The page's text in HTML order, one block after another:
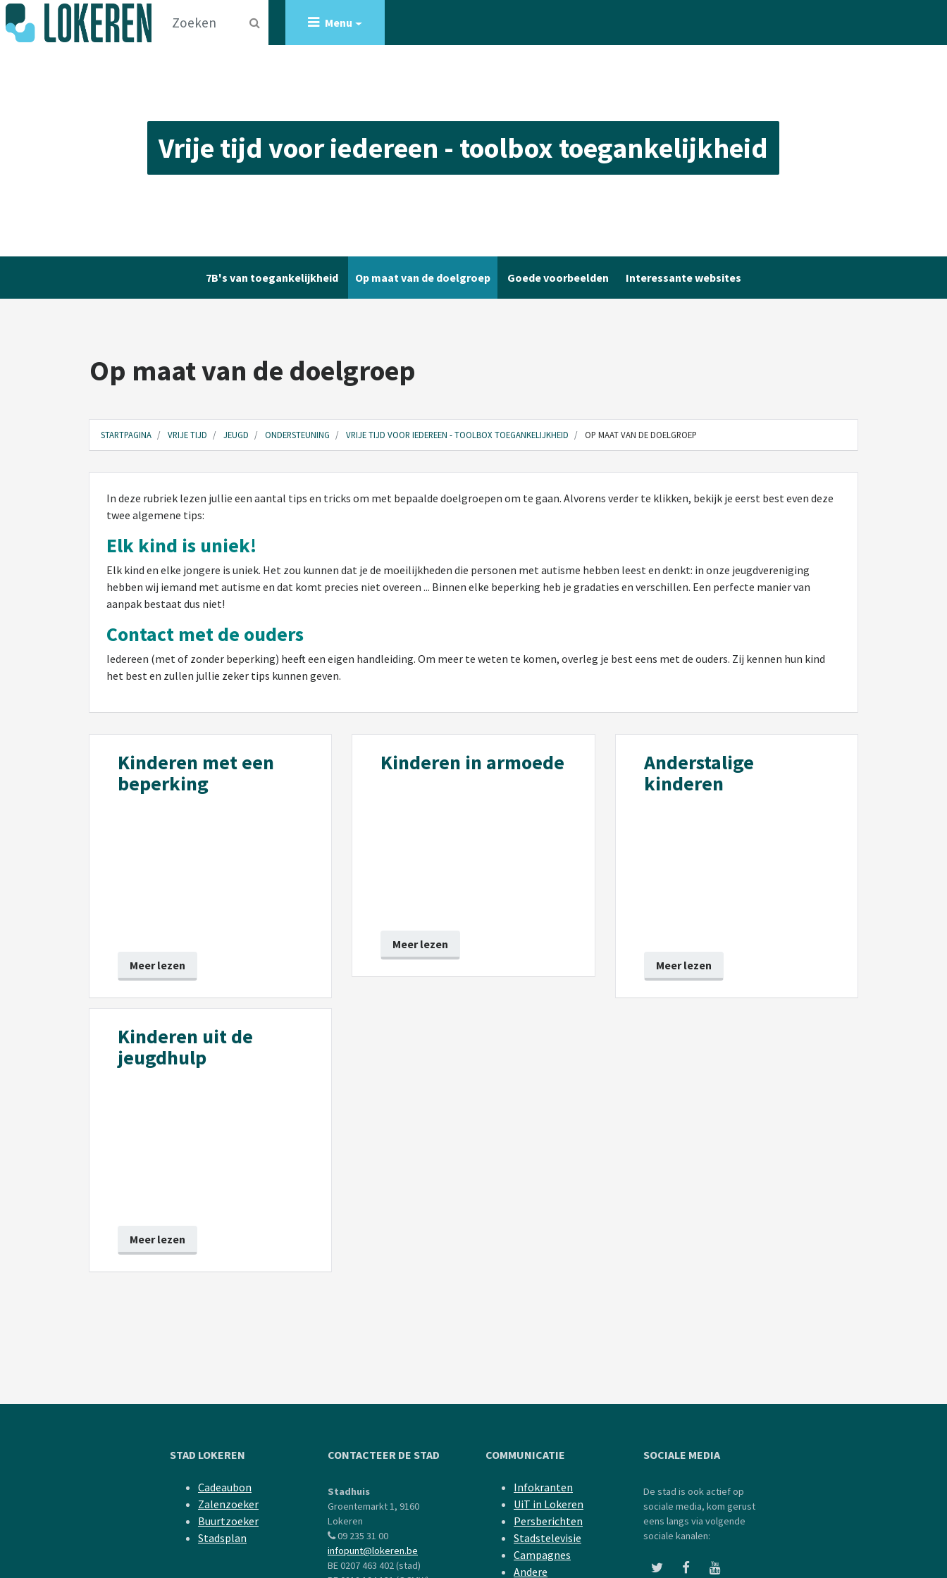
Menu
Vrije tijd voor iedereen - toolbox toegankelijkheid
7B's van toegankelijkheid Op maat van de doelgroep Goede voorbeelden Interessante websites
Op maat van de doelgroep
STARTPAGINA VRIJE TIJD JEUGD ONDERSTEUNING VRIJE TIJD VOOR IEDEREEN - TOOLBOX TOEGANKELIJKHEID OP MAAT VAN DE DOELGROEP
In deze rubriek lezen jullie een aantal tips en tricks om met bepaalde doelgroepen om te gaan. Alvorens verder te klikken, bekijk je eerst best even deze
twee algemene tips:
Elk kind is uniek!
Elk kind en elke jongere is uniek. Het zou kunnen dat je de moeilijkheden die personen met autisme hebben leest en denkt: in onze jeugdvereniging
hebben wij iemand met autisme en dat komt precies niet overeen ... Binnen elke beperking heb je gradaties en verschillen. Een perfecte manier van
aanpak bestaat dus niet!
Contact met de ouders
Iedereen (met of zonder beperking) heeft een eigen handleiding. Om meer te weten te komen, overleg je best eens met de ouders. Zij kennen hun kind
het best en zullen jullie zeker tips kunnen geven.
Kinderen met een
beperking
Meer lezen
Kinderen uit de
jeugdhulp
Meer lezen
Kinderen in armoede
Meer lezen
Anderstalige
kinderen
Meer lezen
STAD LOKEREN
Cadeaubon
Zalenzoeker
Buurtzoeker
Stadsplan
CONTACTEER DE STAD
Stadhuis
Groentemarkt 1, 9160
Lokeren
09 235 31 00
infopunt@lokeren.be
BE 0207 463 402 (stad)
COMMUNICATIE
Infokranten
UiT in Lokeren
Persberichten
Stadstelevisie
Campagnes
Andere
SOCIALE MEDIA
De stad is ook actief op
sociale media, kom gerust
eens langs via volgende
sociale kanalen: